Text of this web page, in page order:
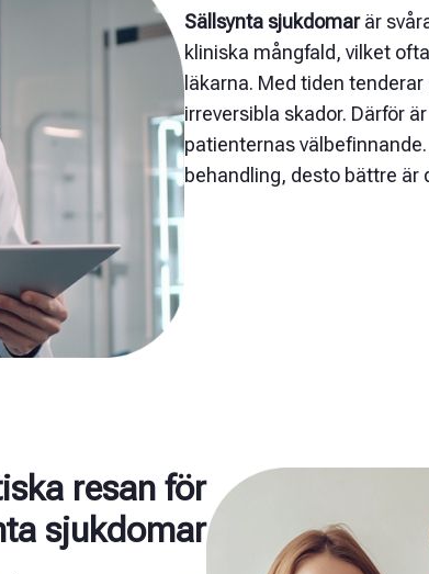
Sällsynta sjukdomarär
kliniska mångfald, vilket
läkarna. Med tiden
irreversibla skador. Därför
patienternas
behandling, desto bättre är
resan för
sjukdomar